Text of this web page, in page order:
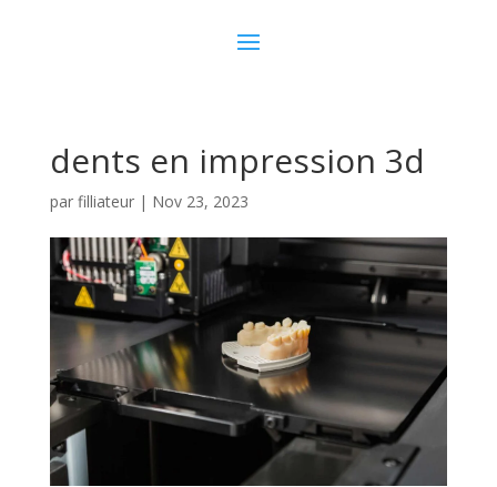
dents en impression 3d
par filliateur| Nov 23, 2023